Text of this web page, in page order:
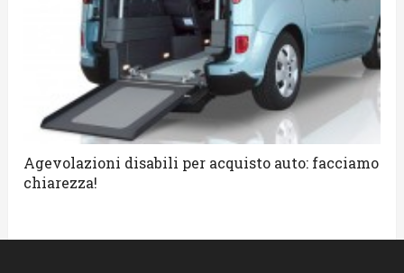
Agevolazioni disabili per acquisto auto: facciamo
chiarezza!